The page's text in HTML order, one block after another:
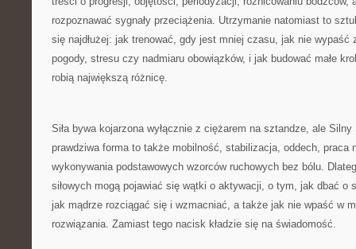
rozpoznawać sygnały przeciążenia. Utrzymanie natomiast to
się najdłużej: jak trenować, gdy jest mniej czasu, jak nie wypaść
pogody, stresu czy nadmiaru obowiązków, i jak budować małe
robią największą różnicę.
Siła bywa kojarzona wyłącznie z ciężarem na sztandze, ale
prawdziwa forma to także mobilność, stabilizacja, oddech, praca
wykonywania podstawowych wzorców ruchowych bez bólu.
siłowych mogą pojawiać się wątki o aktywacji, o tym, jak dbać o
jak mądrze rozciągać się i wzmacniać, a także jak nie wpaść w
rozwiązania. Zamiast tego nacisk kładzie się na świadomość.